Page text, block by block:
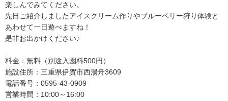
楽しんでみてください。
先日ご紹介しましたアイスクリーム作りやブルーベリー狩り体験と
あわせて一日遊べますね！
是非お出かけください♪
料金：無料（別途入園料500円）
施設住所：三重県伊賀市西湯舟3609
電話番号：0595-43-0909
営業時間：10:00～16:00